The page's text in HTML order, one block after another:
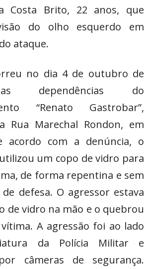
Costa Brito, 22 anos, que
do olho esquerdo em
ataque.
no dia 4 de outubro de
dependências do
“Renato Gastrobar”,
Rua Marechal Rondon, em
acordo com a denúncia, o
um copo de vidro para
de forma repentina e sem
defesa. O agressor estava
de vidro na mão e o quebrou
A agressão foi ao lado
da Polícia Militar e
câmeras de segurança.